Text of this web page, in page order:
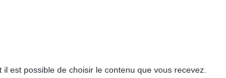
est possible de choisir le contenu que vous recevez.